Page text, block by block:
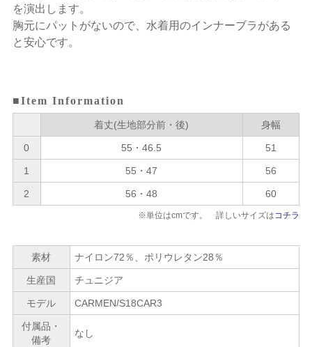
を演出します。
胸元にパットがないので、水着用のインナーブラがある
と安心です。
■Item Information
着丈(生地部分前・後) 身幅
0 55・46.5 51
1 55・47 56
2 56・48 60
※単位はcmです。 詳しいサイズはコチラ
素材 ナイロン72％、ポリウレタン28％
生産国 チュニジア
モデル CARMEN/S18CAR3
付属品・
備考
なし